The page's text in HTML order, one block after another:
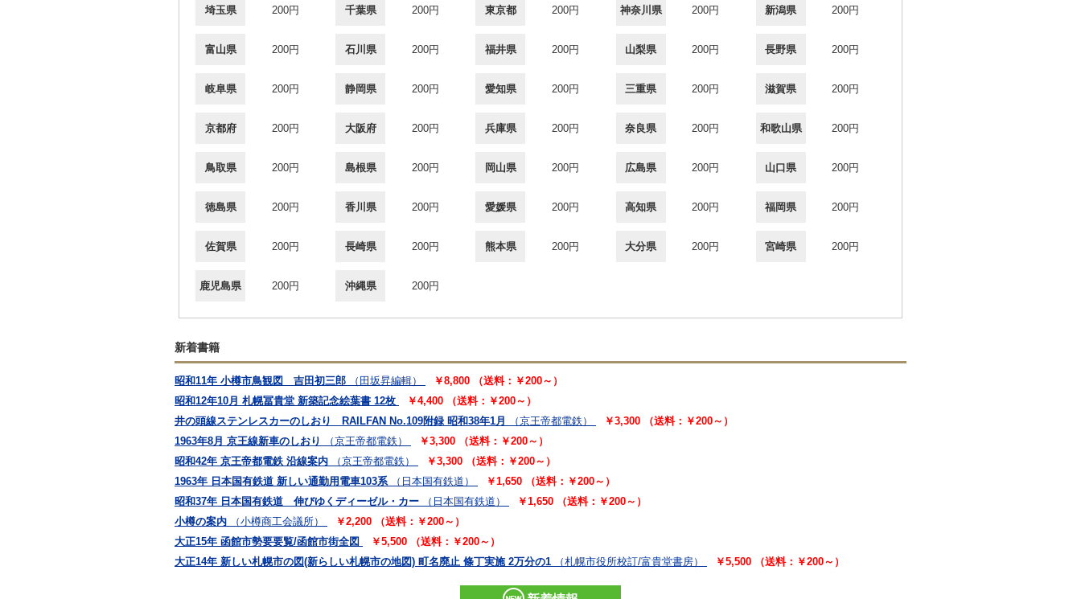
埼玉県 200円 千葉県 200円 東京都 200円 神奈川県 200円 新潟県 200円
富山県 200円 石川県 200円 福井県 200円 山梨県 200円 長野県 200円
岐阜県 200円 静岡県 200円 愛知県 200円 三重県 200円 滋賀県 200円
京都府 200円 大阪府 200円 兵庫県 200円 奈良県 200円 和歌山県 200円
鳥取県 200円 島根県 200円 岡山県 200円 広島県 200円 山口県 200円
徳島県 200円 香川県 200円 愛媛県 200円 高知県 200円 福岡県 200円
佐賀県 200円 長崎県 200円 熊本県 200円 大分県 200円 宮崎県 200円
鹿児島県 200円 沖縄県 200円
新着書籍
昭和11年 小樽市鳥観図 吉田初三郎 （田坂昇編輯）
￥8,800 （送料：￥200～）
昭和12年10月 札幌冨貴堂 新築記念絵葉書 12枚
￥4,400 （送料：￥200～）
井の頭線ステンレスカーのしおり RAILFAN No.109附録 昭和38年1月
（京王帝都電鉄）
￥3,300 （送料：￥200～）
1963年8月 京王線新車のしおり
（京王帝都電鉄）
￥3,300 （送料：￥200～）
昭和42年 京王帝都電鉄 沿線案内
（京王帝都電鉄）
￥3,300 （送料：￥200～）
1963年 日本国有鉄道 新しい通勤用電車103系
（日本国有鉄道）
￥1,650 （送料：￥200～）
昭和37年 日本国有鉄道 伸びゆくディーゼル・カー
（日本国有鉄道）
￥1,650 （送料：￥200～）
小樽の案内
（小樽商工会議所）
￥2,200 （送料：￥200～）
大正15年 函館市勢要要覧/函館市街全図
￥5,500 （送料：￥200～）
大正14年 新しい札幌市の図(新らしい札幌市の地図) 町名廃止 條丁実施 2万分の1
（札幌市役所校訂/富貴堂書房） ￥5,500 （送料：￥200～）